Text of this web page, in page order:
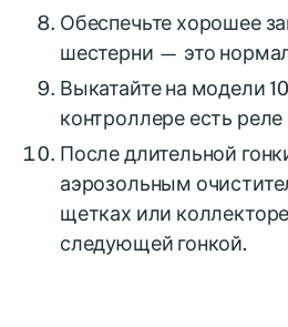
Обеспечьте хорошее
шестерни — это
Выкатайте на модели
контроллере есть
После длительной
аэрозольным
щетках или
следующей гонкой.